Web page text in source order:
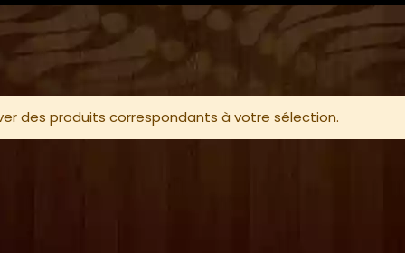
des produits correspondants à votre sélection.